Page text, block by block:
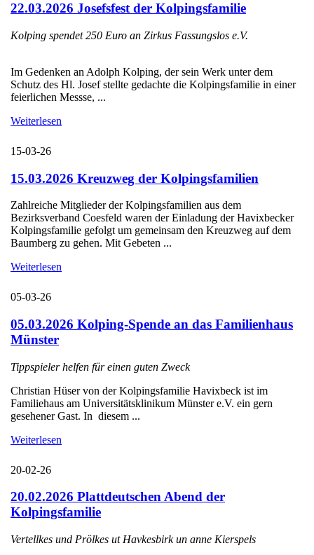
22.03.2026 Josefsfest der Kolpingsfamilie
Kolping spendet 250 Euro an Zirkus Fassungslos e.V.
Im Gedenken an Adolph Kolping, der sein Werk unter dem
Schutz des Hl. Josef stellte gedachte die Kolpingsfamilie in einer
feierlichen Messse, ...
Weiterlesen
15-03-26
15.03.2026 Kreuzweg der Kolpingsfamilien
Zahlreiche Mitglieder der Kolpingsfamilien aus dem
Bezirksverband Coesfeld waren der Einladung der Havixbecker
Kolpingsfamilie gefolgt um gemeinsam den Kreuzweg auf dem
Baumberg zu gehen. Mit Gebeten ...
Weiterlesen
05-03-26
05.03.2026 Kolping-Spende an das Familienhaus
Münster
Tippspieler helfen für einen guten Zweck
Christian Hüser von der Kolpingsfamilie Havixbeck ist im
Familiehaus am Universitätsklinikum Münster e.V. ein gern
gesehener Gast. In diesem ...
Weiterlesen
20-02-26
20.02.2026 Plattdeutschen Abend der
Kolpingsfamilie
Vertellkes und Prölkes ut Havkesbirk un anne Kierspels